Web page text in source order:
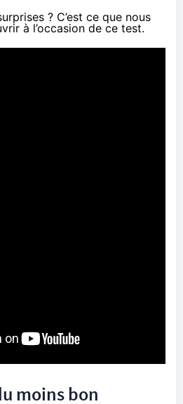
? C’est ce que nous
à l’occasion de ce test.
moins bon